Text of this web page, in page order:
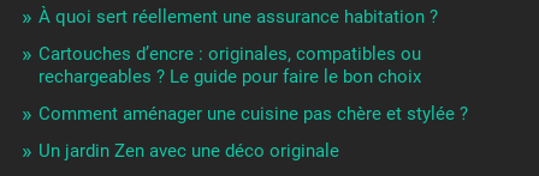
À quoi sert réellement une assurance habitation ?
Cartouches d’encre : originales, compatibles ou
rechargeables ? Le guide pour faire le bon choix
Comment aménager une cuisine pas chère et stylée ?
Un jardin Zen avec une déco originale